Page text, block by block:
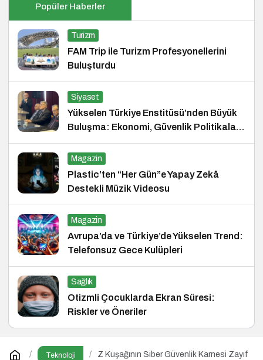
Popüler Haberler
Turizm
FAM Trip ile Turizm Profesyonellerini
Buluşturdu
Siyaset
Yükselen Türkiye Enstitüsü’nden Büyük
Buluşma: Ekonomi, Güvenlik Politikaları
ve Hukuk Konferansı
Magazin
Plastic’ten “Her Gün”e Yapay Zekâ
Destekli Müzik Videosu
Magazin
Avrupa’da ve Türkiye’de Yükselen Trend:
Telefonsuz Gece Kulüpleri
Sağlık
Otizmli Çocuklarda Ekran Süresi:
Riskler ve Öneriler
Teknoloji Z Kuşağının Siber Güvenlik Karnesi Zayıf